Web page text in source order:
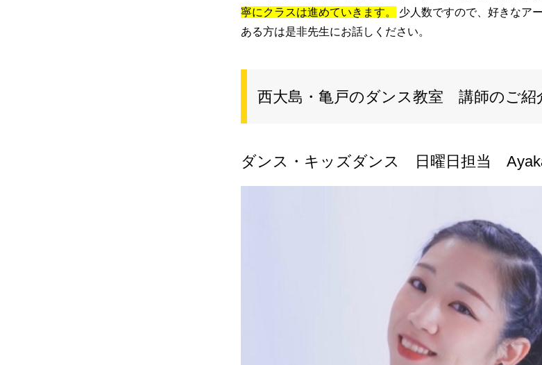
寧にクラスは進めていきます。
少人数ですので、好きなア
ある方は是非先生にお話しください。
西大島・亀戸のダンス教室 講師のご紹
ダンス・キッズダンス 日曜日担当